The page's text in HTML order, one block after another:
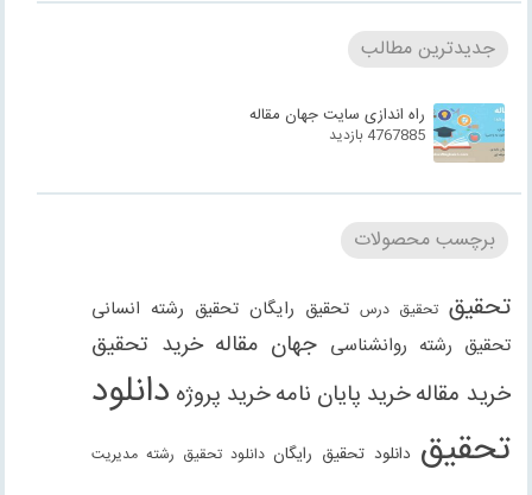
جدیدترین مطالب
راه اندازی سایت جهان مقاله
4767885 بازدید
برچسب محصولات
تحقیق تحقیق درس تحقیق رایگان تحقیق رشته انسانی
تحقیق رشته روانشناسی جهان مقاله خرید تحقیق
خرید مقالهخرید پایان نامهخرید پروژه دانلود
تحقیق دانلود تحقیق رایگان دانلود تحقیق رشته مدیریت